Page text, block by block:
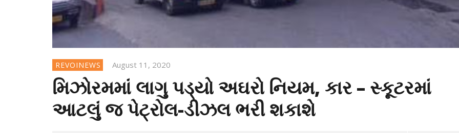
REVOINEWS August 11, 2020
મિઝોરમમાં લાગુ પડ્યો અઘરો નિયમ, કાર – સ્કૂટરમાં
આટલું જ પેટ્રોલ-ડીઝલ ભરી શકાશે